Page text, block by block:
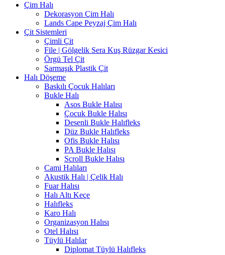
Çim Halı
Dekorasyon Çim Halı
Lands Cape Peyzaj Çim Halı
Çit Sistemleri
Çimli Çit
File | Gölgelik Sera Kuş Rüzgar Kesici
Örgü Tel Çit
Sarmaşık Plastik Çit
Halı Döşeme
Baskılı Çocuk Halıları
Bukle Halı
Asos Bukle Halısı
Çocuk Bukle Halısı
Desenli Bukle Halıfleks
Düz Bukle Halıfleks
Ofis Bukle Halısı
PA Bukle Halısı
Scroll Bukle Halısı
Cami Halıları
Akustik Halı | Çelik Halı
Fuar Halısı
Halı Altı Keçe
Halıfleks
Karo Halı
Organizasyon Halısı
Otel Halısı
Tüylü Halılar
Diplomat Tüylü Halıfleks